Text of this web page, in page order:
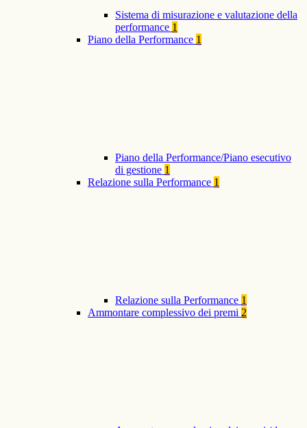
Sistema di misurazione e valutazione della
performance 1
Piano della Performance 1
Piano della Performance/Piano esecutivo
di gestione 1
Relazione sulla Performance 1
Relazione sulla Performance 1
Ammontare complessivo dei premi 2